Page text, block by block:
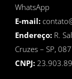
WhatsApp
E-mail:
Endereço: R.
Cruzes – SP,
CNPJ: